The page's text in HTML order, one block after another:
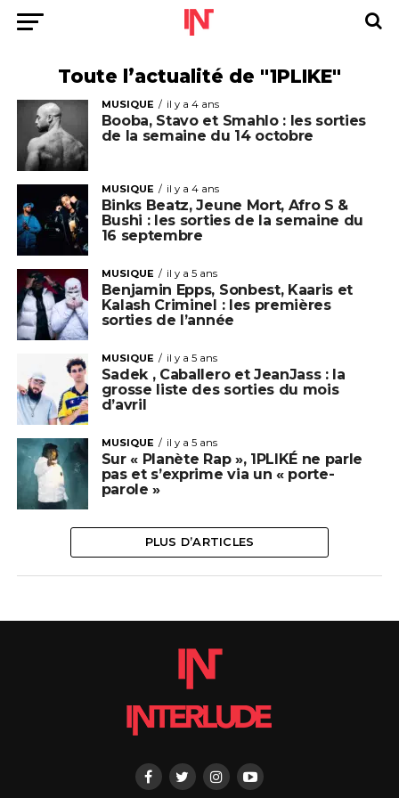
Toute l’actualité de "1PLIKE"
MUSIQUE il y a 4 ans
Booba, Stavo et Smahlo : les sorties
de la semaine du 14 octobre
MUSIQUE il y a 4 ans
Binks Beatz, Jeune Mort, Afro S &
Bushi : les sorties de la semaine du
16 septembre
MUSIQUE il y a 5 ans
Benjamin Epps, Sonbest, Kaaris et
Kalash Criminel : les premières
sorties de l’année
MUSIQUE il y a 5 ans
Sadek , Caballero et JeanJass : la
grosse liste des sorties du mois
d’avril
MUSIQUE il y a 5 ans
Sur « Planète Rap », 1PLIKÉ ne parle
pas et s’exprime via un « porte-
parole »
PLUS D’ARTICLES